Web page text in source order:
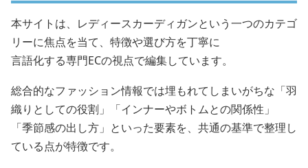
本サイトは、レディースカーディガンという一つのカテゴ
リーに焦点を当て、特徴や選び方を丁寧に
言語化する専門ECの視点で編集しています。
総合的なファッション情報では埋もれてしまいがちな「羽
織りとしての役割」「インナーやボトムとの関係性」
「季節感の出し方」といった要素を、共通の基準で整理し
ている点が特徴です。